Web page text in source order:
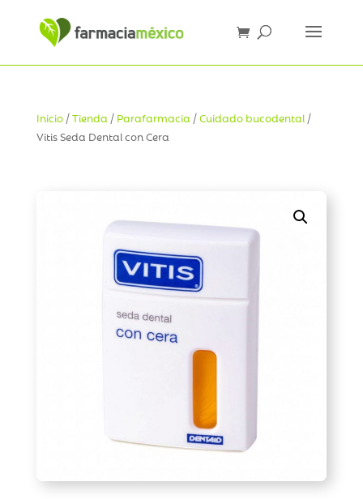
Inicio/Tienda / Parafarmacia /Cuidado bucodental/
Vitis Seda Dental con Cera